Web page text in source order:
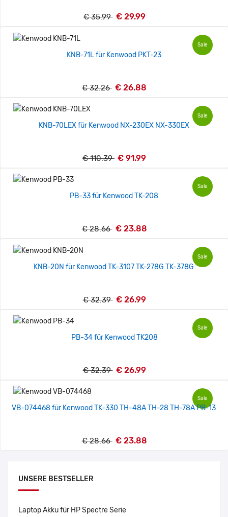
UNSERE BESTSELLER
Laptop Akku für HP Spectre Serie
€ 35.99 € 29.99
Sale
KNB-71L für Kenwood PKT-23
€ 32.26 € 26.88
Sale
KNB-70LEX für Kenwood NX-230EX NX-330EX
€ 110.39 € 91.99
Sale
PB-33 für Kenwood TK-208
€ 28.66 € 23.88
Sale
KNB-20N für Kenwood TK-3107 TK-278G TK-378G
€ 32.39 € 26.99
Sale
PB-34 für Kenwood TK208
€ 32.39 € 26.99
Sale
VB-074468 für Kenwood TK-330 TH-48A TH-28 TH-78A PB-13
€ 28.66 € 23.88